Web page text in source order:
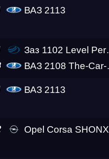
Юг 5 этап
Tune Super PRO
ВАЗ 2113
Заз 1102 Level Performance
ВАЗ 2108 The-Car-Clinic
ВАЗ 2113
Opel Corsa SHONX